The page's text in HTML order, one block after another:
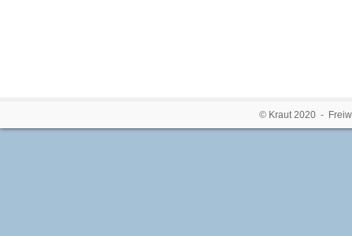
© Kraut 2020 -